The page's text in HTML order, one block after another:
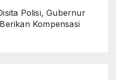
Polisi, Gubernur
Kompensasi